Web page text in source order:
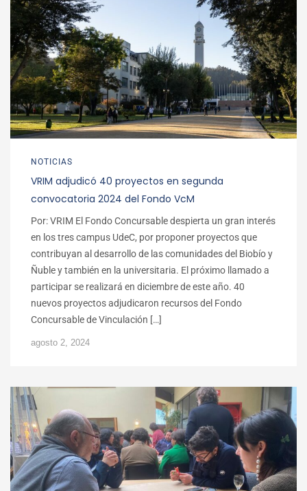
NOTICIAS
VRIM adjudicó 40 proyectos en segunda
convocatoria 2024 del Fondo VcM
Por: VRIM El Fondo Concursable despierta un gran interés
en los tres campus UdeC, por proponer proyectos que
contribuyan al desarrollo de las comunidades del Biobío y
Ñuble y también en la universitaria. El próximo llamado a
participar se realizará en diciembre de este año. 40
nuevos proyectos adjudicaron recursos del Fondo
Concursable de Vinculación […]
agosto 2, 2024